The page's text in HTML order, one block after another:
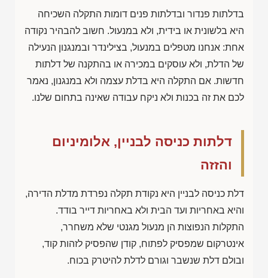
בדלתות פנדור ובדלתות פנים דומות התקלה השכיחה
היא בלשונית או בידית, ולא במנעול. חשוב להבהיר נקודה
אחת: אנחנו מטפלים במנעול, בצילינדר ובמנגנון הנעילה
של הדלת, ולא עוסקים במכירה או בהתקנה של דלתות
חדשות. אם התקלה היא בדלת עצמה ולא במנגנון, נאמר
לכם את זה בכנות ולא ניקח עבודה שאינה בתחום שלנו.
דלתות כניסה לבניין, אלומיניום
והזזה
דלת כניסה לבניין היא נקודת תקלה נפרדת מדלת הדירה,
והיא באחריות ועד הבית ולא באחריות דייר בודד.
התקלות הנפוצות הן מנעול מגנטי שלא משחרר,
אינטרקום שמפסיק לפתוח, קודן שהפסיק לזהות קוד,
ובולם דלת שנשבר וגורם לדלת להיטרק בכוח.